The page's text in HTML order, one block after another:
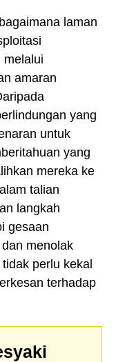
laman
melalui
amaran
yang
untuk
yang
mereka ke
talian
langkah
gesaan
menolak
perlu kekal
terhadap